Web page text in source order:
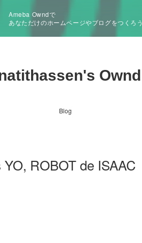
Ameba Owndで
あなただけのホームページやブログをつくろう
Ownd
Blog
ROBOT de ISAAC